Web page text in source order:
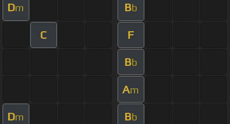
Dm Bb
C F
Bb
Am
Dm Bb